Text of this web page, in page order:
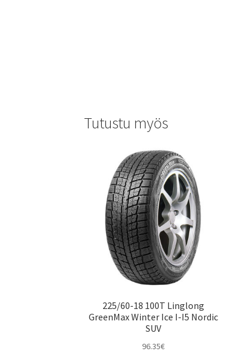
Tutustu myös
225/60-18 100T Linglong
GreenMax Winter Ice I-I5 Nordic
SUV
96.35€